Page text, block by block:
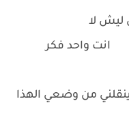
ليش لا
انت واحد فكر
من وضعي الهذا